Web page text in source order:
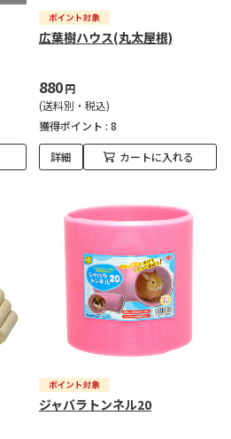
広葉樹ハウス(丸太屋根)
880円
(送料別・税込)
獲得ポイント : 8
詳細 カートに入れる
ジャバラトンネル20